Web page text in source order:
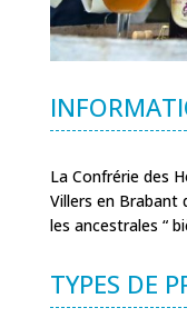
La Confrérie des
Villers en Brabant
les ancestrales “
TYPES DE